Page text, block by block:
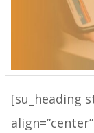
[su_heading